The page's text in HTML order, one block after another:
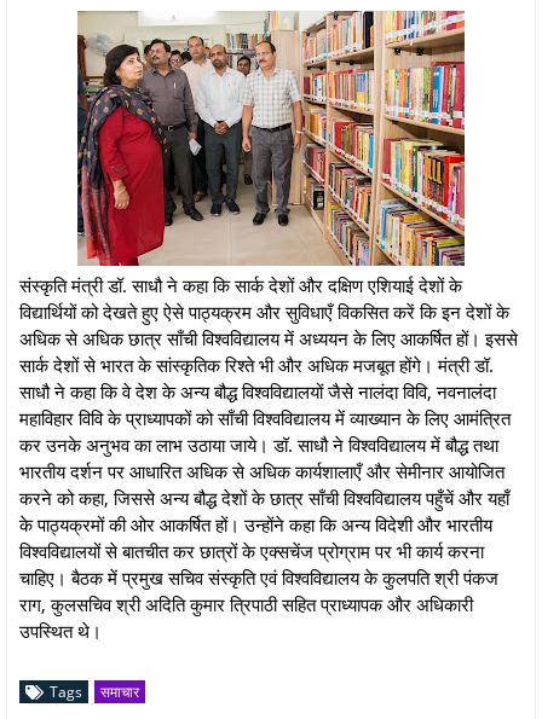
संस्कृति मंत्री डॉ. साधौ ने कहा कि सार्क देशों और दक्षिण एशियाई देशों के
विद्यार्थियों को देखते हुए ऐसे पाठ्यक्रम और सुविधाएँ विकसित करें कि इन देशों के
अधिक से अधिक छात्र साँची विश्वविद्यालय में अध्ययन के लिए आकर्षित हों। इससे
सार्क देशों से भारत के सांस्कृतिक रिश्ते भी और अधिक मजबूत होंगे। मंत्री डॉ.
साधौ ने कहा कि वे देश के अन्य बौद्ध विश्वविद्यालयों जैसे नालंदा विवि, नवनालंदा
महाविहार विवि के प्राध्यापकों को साँची विश्वविद्यालय में व्याख्यान के लिए आमंत्रित
कर उनके अनुभव का लाभ उठाया जाये। डॉ. साधौ ने विश्वविद्यालय में बौद्ध तथा
भारतीय दर्शन पर आधारित अधिक से अधिक कार्यशालाएँ और सेमीनार आयोजित
करने को कहा, जिससे अन्य बौद्ध देशों के छात्र साँची विश्वविद्यालय पहुँचें और यहाँ
के पाठ्यक्रमों की ओर आकर्षित हों। उन्होंने कहा कि अन्य विदेशी और भारतीय
विश्वविद्यालयों से बातचीत कर छात्रों के एक्सचेंज प्रोग्राम पर भी कार्य करना
चाहिए। बैठक में प्रमुख सचिव संस्कृति एवं विश्वविद्यालय के कुलपति श्री पंकज
राग, कुलसचिव श्री अदिति कुमार त्रिपाठी सहित प्राध्यापक और अधिकारी
उपस्थित थे।
Tags समाचार